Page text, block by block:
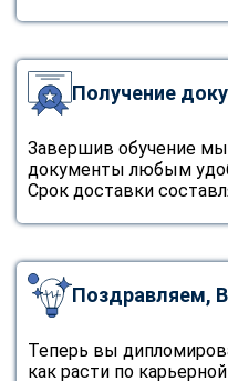
Получение
Завершив обучение
документы любым
Срок доставки
Поздравляем,
Теперь вы
как расти по